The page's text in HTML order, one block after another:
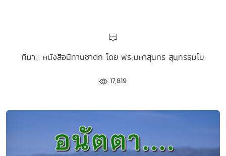
ที่มา : หนังสือนิทานชาดก โดย พระมหาสุนทร สุนฺทรธฺมโม
17,819